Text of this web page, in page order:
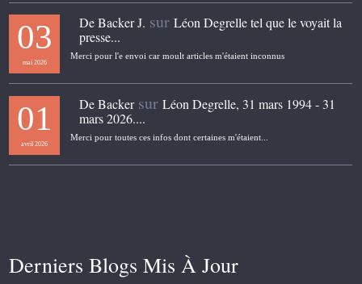
03
mai 2026
De Backer J. surLéon Degrelle tel que le voyait la
presse...
Merci pour l'e envoi car moult articles m'étaient inconnus
01
avril 2026
De BackersurLéon Degrelle, 31 mars 1994 - 31
mars 2026....
Merci pour toutes ces infos dont certaines m'étaient...
Derniers Blogs Mis À Jour